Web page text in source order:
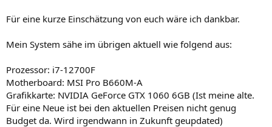
Für eine kurze Einschätzung von euch wäre ich dankbar.
Mein System sähe im übrigen aktuell wie folgend aus:
Prozessor: i7-12700F
Motherboard: MSI Pro B660M-A
Grafikkarte: NVIDIA GeForce GTX 1060 6GB (Ist meine alte.
Für eine Neue ist bei den aktuellen Preisen nicht genug
Budget da. Wird irgendwann in Zukunft geupdated)